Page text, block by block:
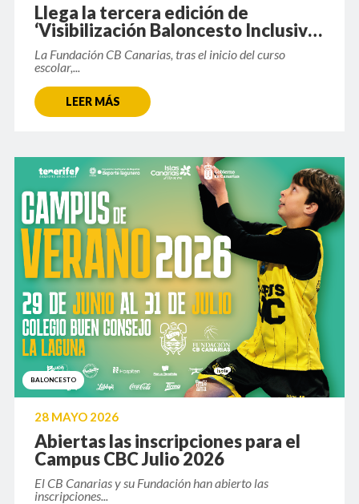
Llega la tercera edición de
‘Visibilización Baloncesto Inclusivo
y Adaptado’
La Fundación CB Canarias, tras el inicio del curso
escolar,...
LEER MÁS
BALONCESTO
28 MAYO 2026
Abiertas las inscripciones para el
Campus CBC Julio 2026
El CB Canarias y su Fundación han abierto las
inscripciones...